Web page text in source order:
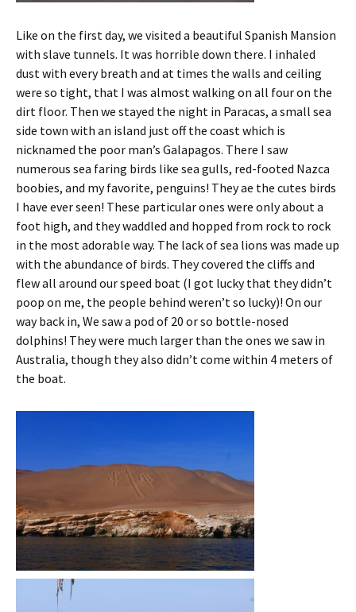
Like on the first day, we visited a beautiful Spanish Mansion
with slave tunnels. It was horrible down there. I inhaled
dust with every breath and at times the walls and ceiling
were so tight, that I was almost walking on all four on the
dirt floor. Then we stayed the night in Paracas, a small sea
side town with an island just off the coast which is
nicknamed the poor man’s Galapagos. There I saw
numerous sea faring birds like sea gulls, red-footed Nazca
boobies, and my favorite, penguins! They ae the cutes birds
I have ever seen! These particular ones were only about a
foot high, and they waddled and hopped from rock to rock
in the most adorable way. The lack of sea lions was made up
with the abundance of birds. They covered the cliffs and
flew all around our speed boat (I got lucky that they didn’t
poop on me, the people behind weren’t so lucky)! On our
way back in, We saw a pod of 20 or so bottle-nosed
dolphins! They were much larger than the ones we saw in
Australia, though they also didn’t come within 4 meters of
the boat.